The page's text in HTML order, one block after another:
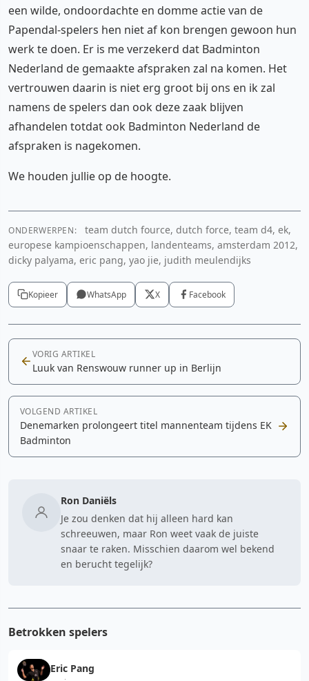
een wilde, ondoordachte en domme actie van de
Papendal-spelers hen niet af kon brengen gewoon hun
werk te doen. Er is me verzekerd dat Badminton
Nederland de gemaakte afspraken zal na komen. Het
vertrouwen daarin is niet erg groot bij ons en ik zal
namens de spelers dan ook deze zaak blijven
afhandelen totdat ook Badminton Nederland de
afspraken is nagekomen.
We houden jullie op de hoogte.
ONDERWERPEN:
team dutch fource, dutch force, team d4, ek,
europese kampioenschappen, landenteams, amsterdam 2012,
dicky palyama, eric pang, yao jie, judith meulendijks
Kopieer WhatsApp X Facebook
VORIG ARTIKEL
Luuk van Renswouw runner up in Berlijn
VOLGEND ARTIKEL
Denemarken prolongeert titel mannenteam tijdens EK
Badminton
Ron Daniëls
Je zou denken dat hij alleen hard kan
schreeuwen, maar Ron weet vaak de juiste
snaar te raken. Misschien daarom wel bekend
en berucht tegelijk?
Betrokken spelers
Eric Pang